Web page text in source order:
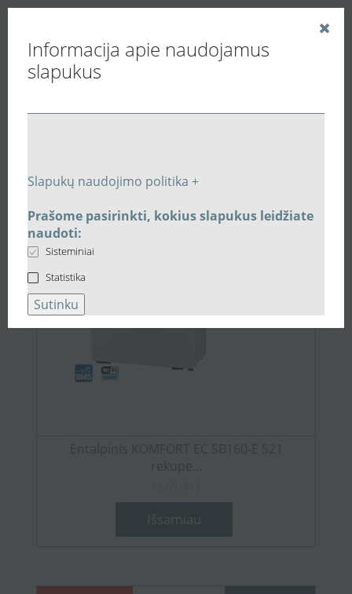
Informacija apie naudojamus
slapukus
Slapukų naudojimo politika +
Prašome pasirinkti, kokius slapukus leidžiate
naudoti:
Sisteminiai
Statistika
Sutinku
Vedinu.LT
1.669,00 €
Entalpinis KOMFORT EC SB160-E S21
rekupe...
Išsamiau